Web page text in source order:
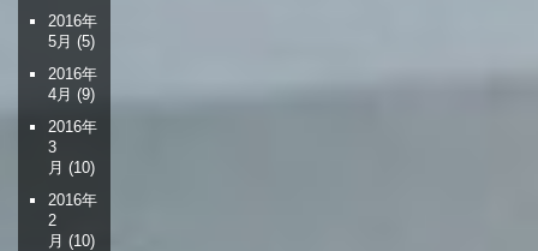
2016年
5月 (5)
2016年
4月 (9)
2016年
3
月 (10)
2016年
2
月 (10)